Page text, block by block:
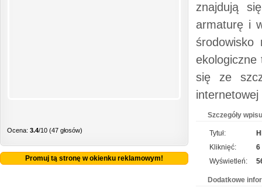
Ocena: 3.4/10 (47 głosów)
Promuj tą stronę w okienku reklamowym!
znajdują
armaturę i
środowisko
się ze
Szczegóły
Tytuł:
Kliknięć:
6
Wyświetleń:
Dodatkowe